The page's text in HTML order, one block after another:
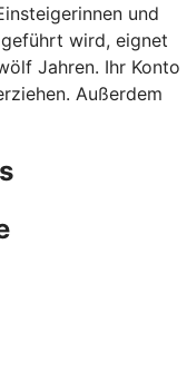
und
wird, eignet
Jahren. Ihr Konto
Außerdem